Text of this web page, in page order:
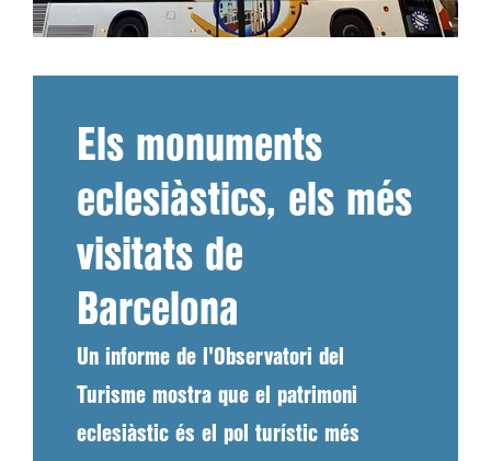
Els monuments
eclesiàstics, els més
visitats de
Barcelona
Un informe de l'Observatori del
Turisme mostra que el patrimoni
eclesiàstic és el pol turístic més